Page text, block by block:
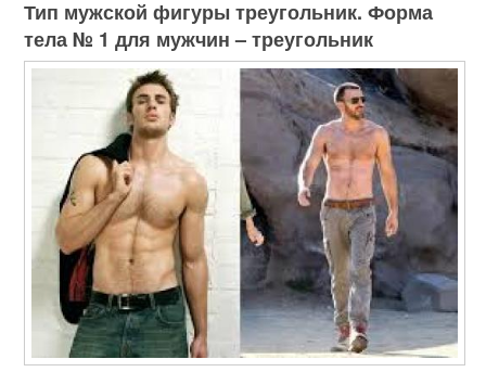
Тип мужской фигуры треугольник. Форма
тела № 1 для мужчин – треугольник